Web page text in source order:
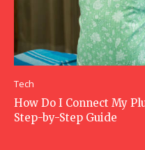
Tech
How Do I Connect My
Step-by-Step Guide